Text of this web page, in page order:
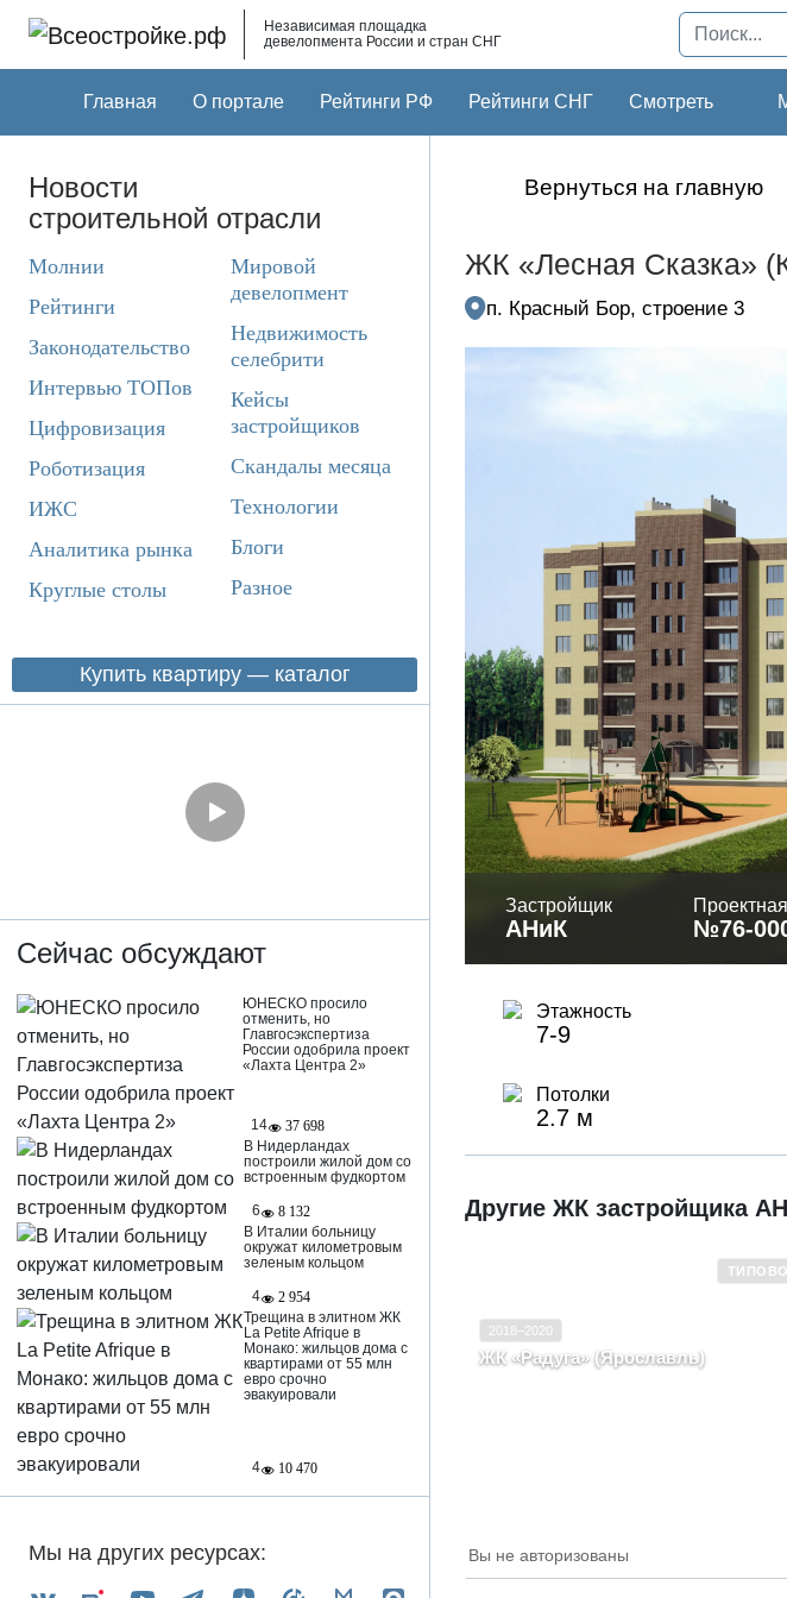
Независимая площадка
девелопмента России и стран СНГ
Главная О портале Рейтинги РФ Рейтинги СНГ Смотреть
Новости
строительной отрасли
Молнии
Рейтинги
Законодательство
Интервью ТОПов
Цифровизация
Роботизация
ИЖС
Аналитика рынка
Круглые столы
Мировой
девелопмент
Недвижимость
селебрити
Кейсы
застройщиков
Скандалы месяца
Технологии
Блоги
Разное
Купить квартиру — каталог
Сейчас обсуждают
ЮНЕСКО просило
отменить, но
Главгосэкспертиза
России одобрила проект
«Лахта Центра 2»
14
37 698
В Нидерландах
построили жилой дом со
встроенным фудкортом
6
8 132
В Италии больницу
окружат километровым
зеленым кольцом
4
2 954
Трещина в элитном ЖК
La Petite Afrique в
Монако: жильцов дома с
квартирами от 55 млн
евро срочно
эвакуировали
4 10 470
Мы на других ресурсах:
Вернуться на главную
ЖК «Лесная Сказка»
п. Красный Бор, строение 3
Застройщик
АНиК №76-
Этажность
7-9
Потолки
2.7 м
Другие ЖК застройщика
2018–2020
ЖК «Радуга» (Ярославль)
Класс
Вы не авторизованы